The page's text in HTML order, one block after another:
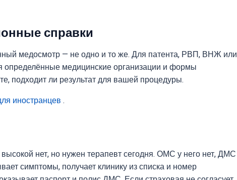
справки
медосмотр — не одно и то же. Для патента, РВП, ВНЖ или
определённые медицинские организации и формы
подходит ли результат для вашей процедуры.
иностранцев .
нет, но нужен терапевт сегодня. ОМС у него нет, ДМС
симптомы, получает клинику из списка и номер